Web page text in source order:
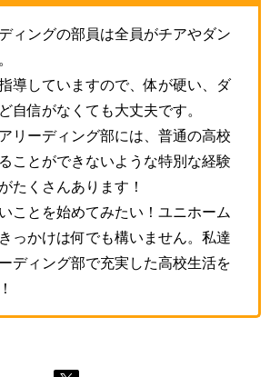
ィングの部員は全員がチアやダン
導していますので、体が硬い、ダ
自信がなくても大丈夫です。
リーディング部には、普通の高校
ことができないような特別な経験
たくさんあります！
ことを始めてみたい！ユニホーム
っかけは何でも構いません。私達
ディング部で充実した高校生活を